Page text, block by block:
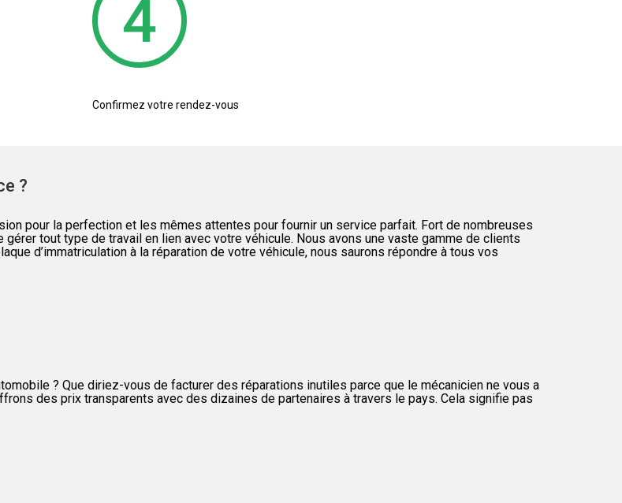
Confirmez votre rendez-vous
?
pour la perfection et les mêmes attentes pour fournir un service parfait. Fort de nombreuses
tout type de travail en lien avec votre véhicule. Nous avons une vaste gamme de clients
d’immatriculation à la réparation de votre véhicule, nous saurons répondre à tous vos
? Que diriez-vous de facturer des réparations inutiles parce que le mécanicien ne vous a
des prix transparents avec des dizaines de partenaires à travers le pays. Cela signifie pas